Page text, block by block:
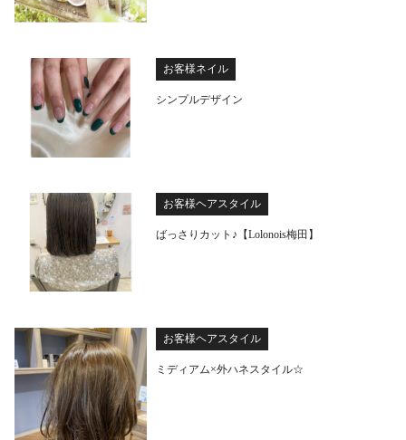
お客様ネイル
シンプルデザイン
お客様ヘアスタイル
ばっさりカット♪【Lolonois梅田】
お客様ヘアスタイル
ミディアム×外ハネスタイル☆